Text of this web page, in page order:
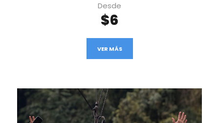
Desde
$6
VER MÁS